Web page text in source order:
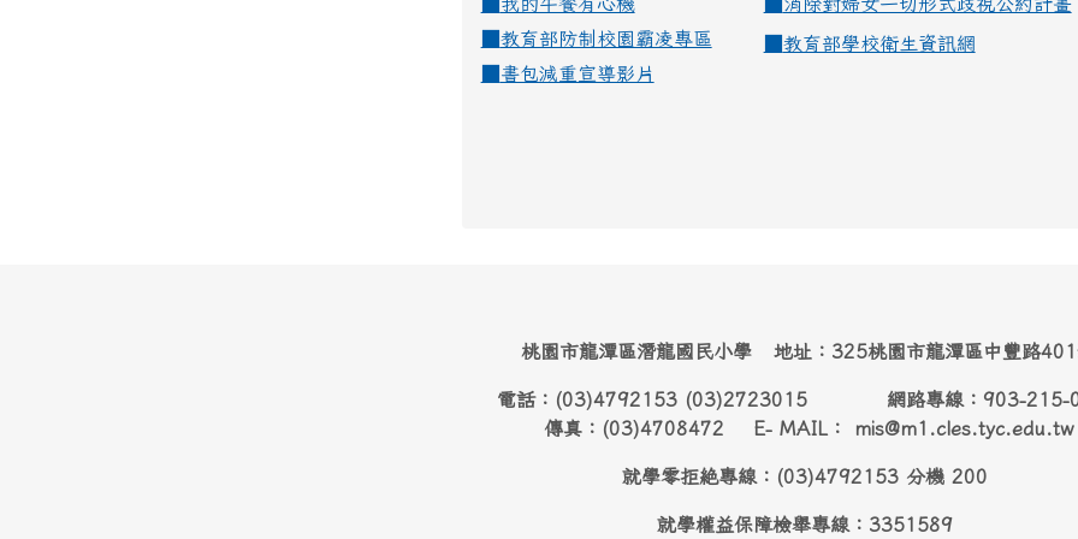
教育部防制校園霸凌專區
教育部學校衛生資訊網
書包減重宣導影片
桃園市龍潭區潛龍國民小學 地址：325桃園市龍潭區中豐路
電話：(03)4792153 (03)2723015 網路專線：903-215-
傳真：(03)4708472 E- MAIL： mis@m1.cles.tyc.edu.tw
就學零拒絶專線：(03)4792153 分機 200
就學權益保障檢舉專線：3351589